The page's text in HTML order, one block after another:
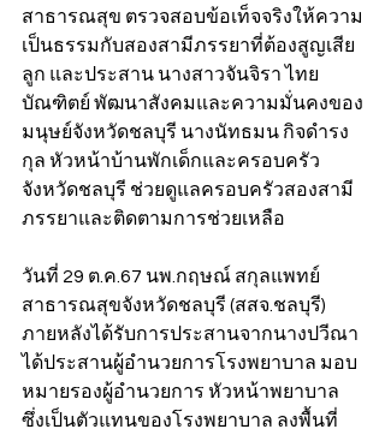
สาธารณสุข ตรวจสอบข้อเท็จจริงให้ความ
เป็นธรรมกับสองสามีภรรยาที่ต้องสูญเสีย
ลูก และประสาน นางสาวจันจิรา ไทย
บัณฑิตย์ พัฒนาสังคมและความมั่นคงของ
มนุษย์จังหวัดชลบุรี นางนัทธมน กิจดำรง
กุล หัวหน้าบ้านพักเด็กและครอบครัว
จังหวัดชลบุรี ช่วยดูแลครอบครัวสองสามี
ภรรยาและติดตามการช่วยเหลือ
วันที่ 29 ต.ค.67 นพ.กฤษณ์ สกุลแพทย์
สาธารณสุขจังหวัดชลบุรี (สสจ.ชลบุรี)
ภายหลังได้รับการประสานจากนางปวีณา
ได้ประสานผู้อำนวยการโรงพยาบาล มอบ
หมายรองผู้อำนวยการ หัวหน้าพยาบาล
ซึ่งเป็นตัวแทนของโรงพยาบาล ลงพื้นที่